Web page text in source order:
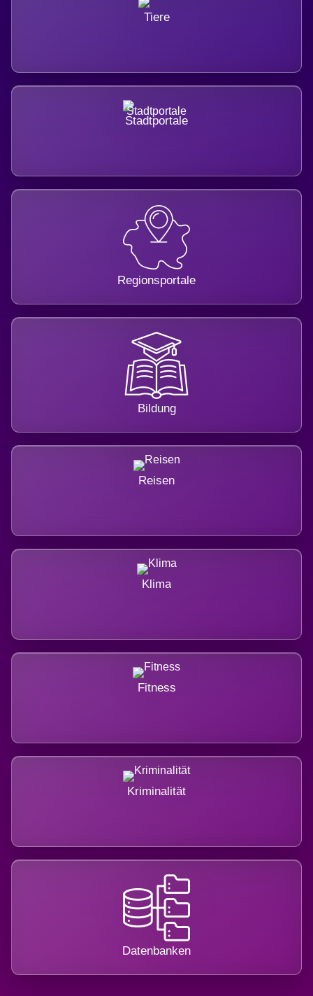
Tiere
Stadtportale
Regionsportale
Bildung
Reisen
Klima
Fitness
Kriminalität
Datenbanken